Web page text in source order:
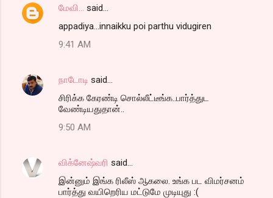
மேவி...
said…
appadiya...innaikku poi parthu vidugiren
9:41 AM
நாடோடி said…
சிரிக்க கேரண்டி சொல்லீட்டீங்க..பார்த்துட
வேண்டியதுதான்..
9:50 AM
விக்னேஷ்வரி said…
இன்னும் இங்க ரிலீஸ் ஆகலை. உங்க பட விமர்சனம்
பார்த்து வயிறெரிய மட்டுமே முடியுது :(